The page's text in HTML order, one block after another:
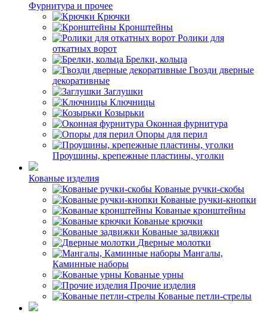
Фурнитура и прочее
Крючки
Кронштейны
Ролики для
откатных ворот
Брелки, кольца
Гвозди дверные
декоративные
Заглушки
Ключницы
Козырьки
Оконная фурнитура
Опоры для перил
Проушины, крепежные пластины, уголки
Кованые изделия
Кованые ручки-скобы
Кованые ручки-кнопки
Кованые кронштейны
Кованые крючки
Кованые задвижки
Дверные молотки
Мангалы,
Каминные наборы
Кованые урны
Прочие изделия
Кованые петли-стрелы